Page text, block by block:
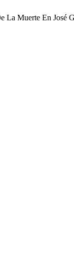
La Muerte En José